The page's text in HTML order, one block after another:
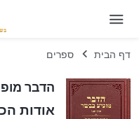
דף הבית ספרים
הדבר
אודות